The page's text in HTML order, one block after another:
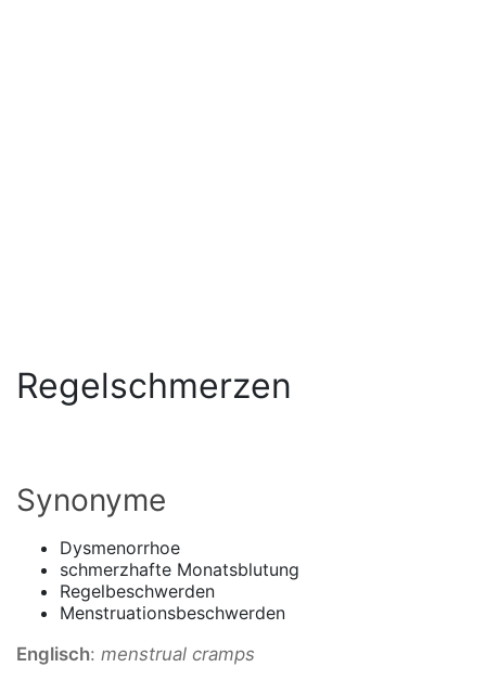
Regelschmerzen
Synonyme
Dysmenorrhoe
schmerzhafte Monatsblutung
Regelbeschwerden
Menstruationsbeschwerden
Englisch: menstrual cramps